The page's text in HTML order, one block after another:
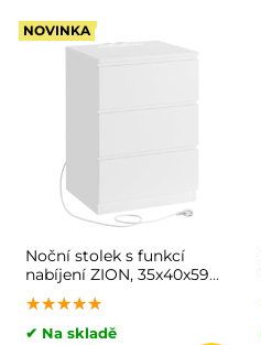
NOVINKA
Noční stolek s funkcí
nabíjení ZION, 35x40x59
cm, bílý
★★★★★
★★★★★
★★★★★
✔ Na skladě